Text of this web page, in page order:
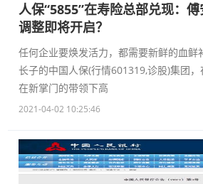
人保“5855”在寿险总部兑现：
调整即将开启？
任何企业要焕发活力，都需要新鲜的血鲜
长子的中国人保(行情601319,诊股)集团
在新掌门的带领下高
2021-04-02 10:25:46